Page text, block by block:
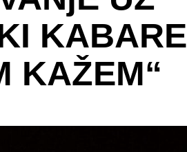
KABARE
KAŽEM“